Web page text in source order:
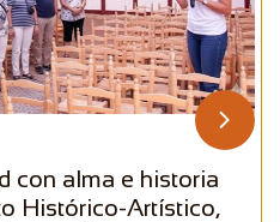

con alma e historia
Histórico-Artístico,